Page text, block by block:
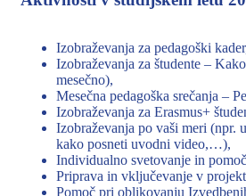
Izobraževanja za pedagoški
Izobraževanja za študente –
mesečno),
Mesečna pedagoška srečanja –
Izobraževanja za Erasmus+
Izobraževanja po vaši meri (npr.
kako posneti uvodni video,…),
Individualno svetovanje in
Priprava in vključevanje v
Pomoč pri oblikovanju